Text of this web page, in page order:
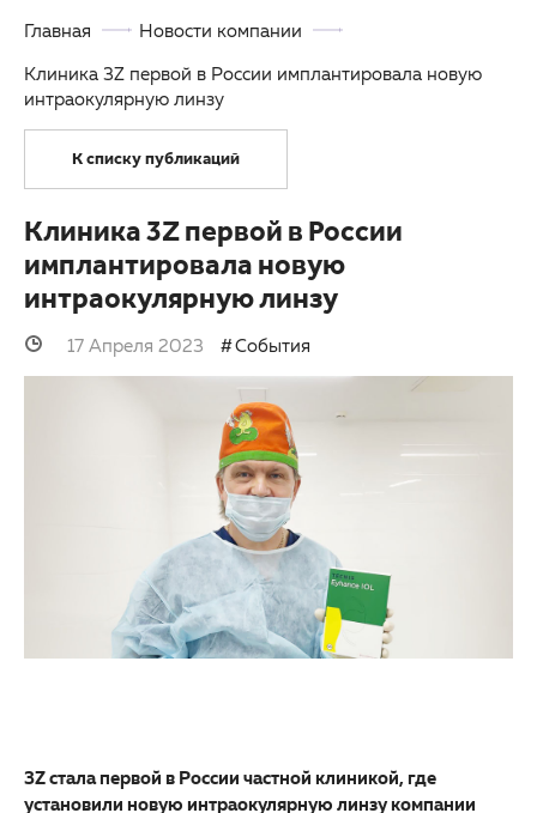
Партнерам
Закупки
Детская офтальмология
Оптика
Главная
Новости компании
Клиника 3Z первой в России имплантировала новую
интраокулярную линзу
К списку публикаций
Клиника 3Z первой в России
имплантировала новую
интраокулярную линзу
17 Апреля 2023 События
3Z стала первой в России частной клиникой, где
установили новую интраокулярную линзу компании